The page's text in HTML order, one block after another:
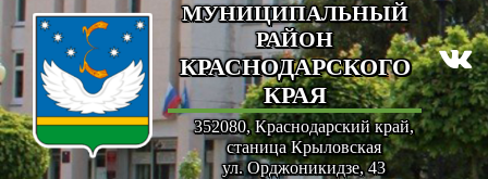
МУНИЦИПАЛЬНЫЙ
РАЙОН
КРАСНОДАРСКОГО
КРАЯ
352080, Краснодарский край,
станица Крыловская
ул. Орджоникидзе, 43